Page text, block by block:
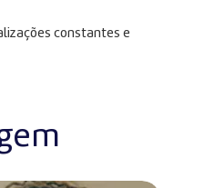
constantes e